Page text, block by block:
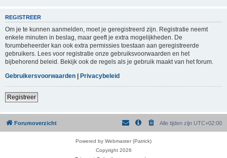
REGISTREER
Om je te kunnen aanmelden, moet je geregistreerd zijn. Registratie neemt
enkele minuten in beslag, maar geeft je extra mogelijkheden. De
forumbeheerder kan ook extra permissies toestaan aan geregistreerde
gebruikers. Lees voor registratie onze gebruiksvoorwaarden en het
bijbehorend beleid. Bekijk ook de regels als je gebruik maakt van het forum.
Gebruikersvoorwaarden | Privacybeleid
Registreer
Forumoverzicht Alle tijden zijn UTC+02:00
Powered by Webmaster (Patrick)
Copyright 2026